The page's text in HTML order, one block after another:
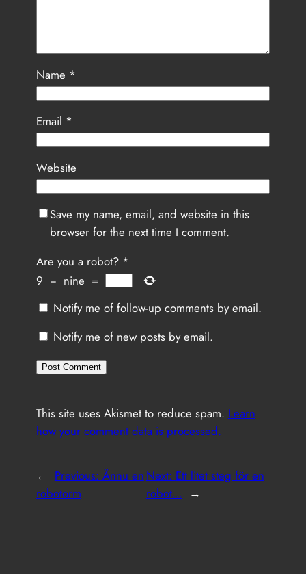
Name *
Email *
Website
Save my name, email, and website in this
browser for the next time I comment.
Are you a robot?*
9 − nine =
Notify me of follow-up comments by email.
Notify me of new posts by email.
This site uses Akismet to reduce spam. Learn
how your comment data is processed.
← Previous: Ännu en
robotorm
Next: Ett litet steg för en
robot… →